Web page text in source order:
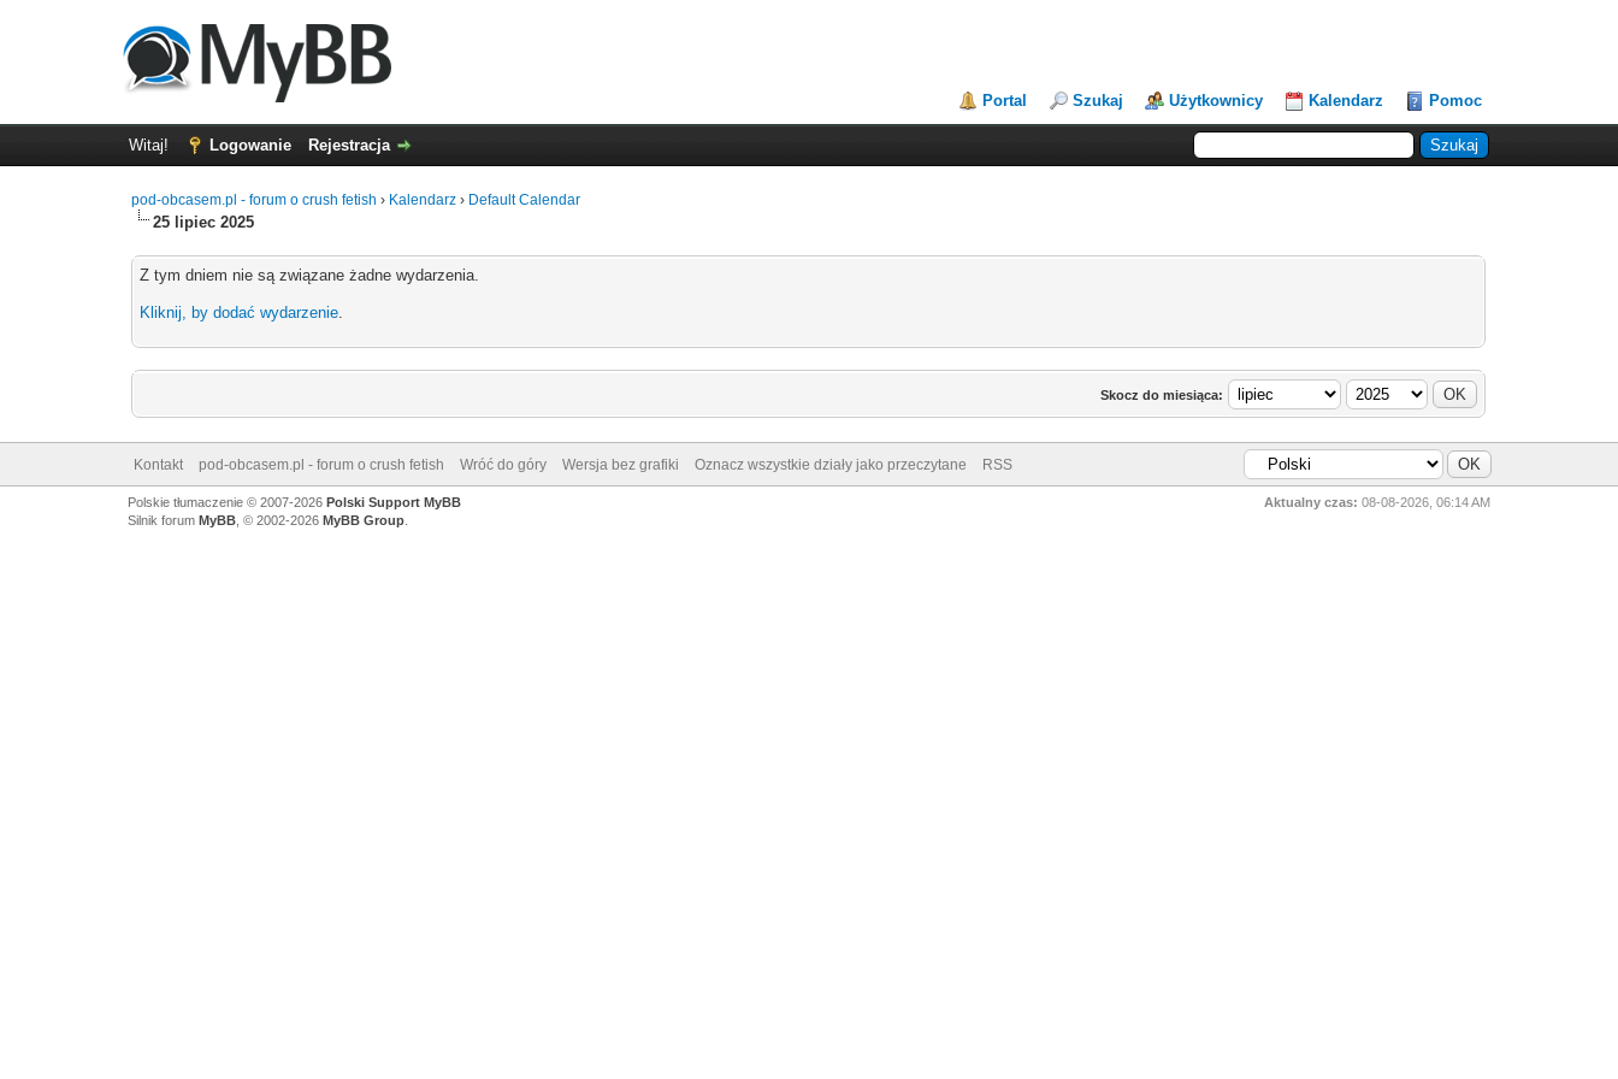
Portal Szukaj Użytkownicy Kalendarz Pomoc
Witaj! Logowanie Rejestracja
pod-obcasem.pl - forum o crush fetish › Kalendarz › Default Calendar
25 lipiec 2025
Z tym dniem nie są związane żadne wydarzenia.
Kliknij, by dodać wydarzenie.
Skocz do miesiąca:
Kontakt pod-obcasem.pl - forum o crush fetish Wróć do góry Wersja bez grafiki Oznacz wszystkie działy jako przeczytane RSS
Aktualny czas: 08-08-2026, 06:14 AM
Polskie tłumaczenie © 2007-2026 Polski Support MyBB
Silnik forum MyBB, © 2002-2026 MyBB Group.